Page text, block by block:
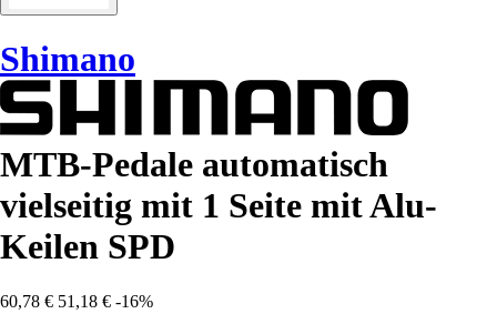
Shimano
MTB-Pedale automatisch
vielseitig mit 1 Seite mit Alu-
Keilen SPD
60,78 € 51,18 € -16%